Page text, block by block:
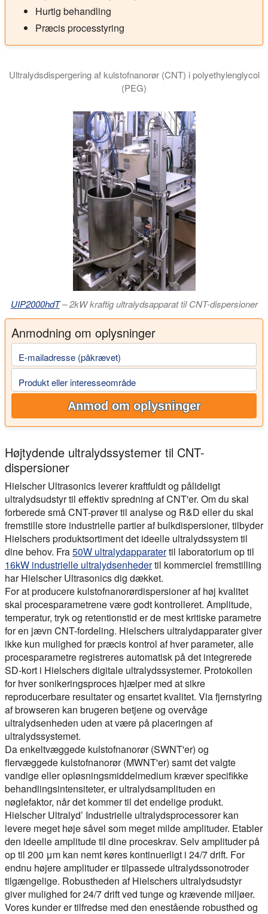
Hurtig behandling
Præcis processtyring
Ultralydsdispergering af kulstofnanorør (CNT) i polyethylenglycol
(PEG)
UIP2000hdT– 2kW kraftig ultralydsapparat til CNT-dispersioner
Anmodning om oplysninger
E-mailadresse (påkrævet)
Produkt eller interesseområde
Anmod om oplysninger
Højtydende ultralydssystemer til CNT-
dispersioner
Hielscher Ultrasonics leverer kraftfuldt og pålideligt
ultralydsudstyr til effektiv spredning af CNT'er. Om du skal
forberede små CNT-prøver til analyse og R&D eller du skal
fremstille store industrielle partier af bulkdispersioner, tilbyder
Hielschers produktsortiment det ideelle ultralydssystem til
dine behov. Fra50W ultralydapparatertil laboratorium op til
16kW industrielle ultralydsenhedertil kommerciel fremstilling
har Hielscher Ultrasonics dig dækket.
For at producere kulstofnanorørdispersioner af høj kvalitet
skal procesparametrene være godt kontrolleret. Amplitude,
temperatur, tryk og retentionstid er de mest kritiske parametre
for en jævn CNT-fordeling. Hielschers ultralydapparater giver
ikke kun mulighed for præcis kontrol af hver parameter, alle
procesparametre registreres automatisk på det integrerede
SD-kort i Hielschers digitale ultralydssystemer. Protokollen
for hver sonikeringsproces hjælper med at sikre
reproducerbare resultater og ensartet kvalitet. Via fjernstyring
af browseren kan brugeren betjene og overvåge
ultralydsenheden uden at være på placeringen af
ultralydssystemet.
Da enkeltvæggede kulstofnanorør (SWNT'er) og
flervæggede kulstofnanorør (MWNT'er) samt det valgte
vandige eller opløsningsmiddelmedium kræver specifikke
behandlingsintensiteter, er ultralydsamplituden en
nøglefaktor, når det kommer til det endelige produkt.
Hielscher Ultralyd’ Industrielle ultralydsprocessorer kan
levere meget høje såvel som meget milde amplituder. Etabler
den ideelle amplitude til dine proceskrav. Selv amplituder på
op til 200 μm kan nemt køres kontinuerligt i 24/7 drift. For
endnu højere amplituder er tilpassede ultralydssonotroder
tilgængelige. Robustheden af Hielschers ultralydsudstyr
giver mulighed for 24/7 drift ved tunge og krævende miljøer.
Vores kunder er tilfredse med den enestående robusthed og